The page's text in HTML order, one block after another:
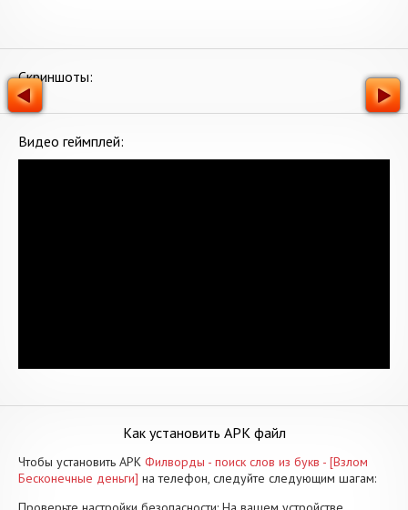
Скриншоты:
Видео геймплей:
Как установить APK файл
Чтобы установить APK Филворды - поиск слов из букв - [Взлом
Бесконечные деньги] на телефон, следуйте следующим шагам: